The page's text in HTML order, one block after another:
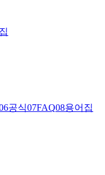
6공식07FAQ08용어집